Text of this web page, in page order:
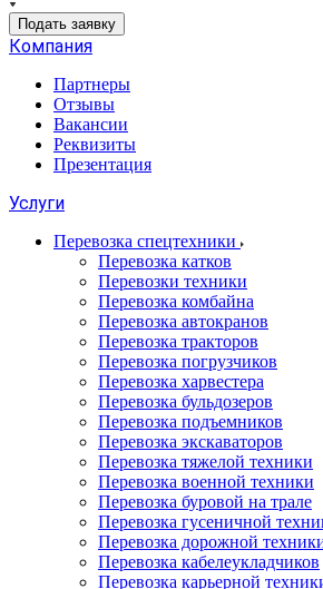
Подать заявку
Компания
Партнеры
Отзывы
Вакансии
Реквизиты
Презентация
Услуги
Перевозка спецтехники
Перевозка катков
Перевозки техники
Перевозка комбайна
Перевозка автокранов
Перевозка тракторов
Перевозка погрузчиков
Перевозка харвестера
Перевозка бульдозеров
Перевозка подъемников
Перевозка экскаваторов
Перевозка тяжелой техники
Перевозка военной техники
Перевозка буровой на трале
Перевозка гусеничной
Перевозка дорожной
Перевозка кабелеукладчиков
Перевозка карьерной